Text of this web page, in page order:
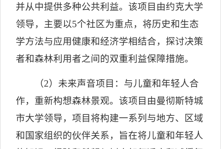
并从中提供多种公共利益。该项目由约克大学
领导，主要以5个社区为重点，将历史和生态
学方法与应用健康和经济学相结合，探讨决策
者和森林利用者之间的双重利益保障措施。
（2）未来声音项目：与儿童和年轻人合
作，重新构想森林景观。该项目由曼彻斯特城
市大学领导，项目将构建一系列与地方、区域
和国家组织的伙伴关系，旨在将儿童和年轻人